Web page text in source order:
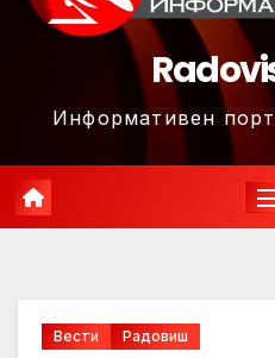
Информативен
Вести Радовиш